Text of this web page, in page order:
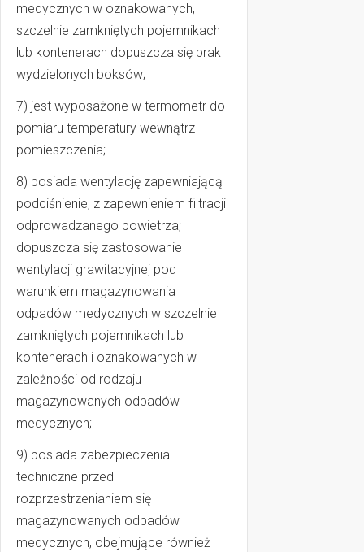
medycznych w oznakowanych,
szczelnie zamkniętych pojemnikach
lub kontenerach dopuszcza się brak
wydzielonych boksów;
7) jest wyposażone w termometr do
pomiaru temperatury wewnątrz
pomieszczenia;
8) posiada wentylację zapewniającą
podciśnienie, z zapewnieniem filtracji
odprowadzanego powietrza;
dopuszcza się zastosowanie
wentylacji grawitacyjnej pod
warunkiem magazynowania
odpadów medycznych w szczelnie
zamkniętych pojemnikach lub
kontenerach i oznakowanych w
zależności od rodzaju
magazynowanych odpadów
medycznych;
9) posiada zabezpieczenia
techniczne przed
rozprzestrzenianiem się
magazynowanych odpadów
medycznych, obejmujące również